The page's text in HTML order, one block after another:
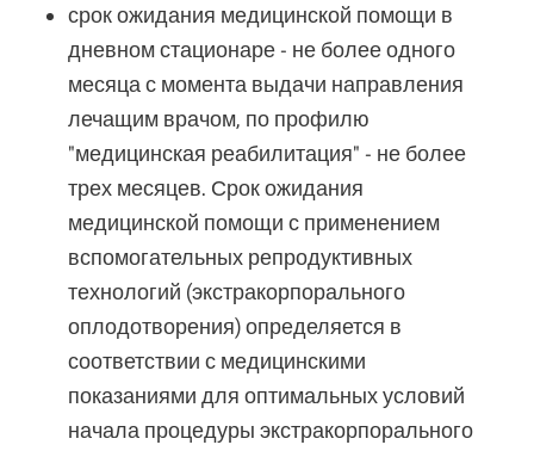
срок ожидания медицинской помощи в
дневном стационаре - не более одного
месяца с момента выдачи направления
лечащим врачом, по профилю
"медицинская реабилитация" - не более
трех месяцев. Срок ожидания
медицинской помощи с применением
вспомогательных репродуктивных
технологий (экстракорпорального
оплодотворения) определяется в
соответствии с медицинскими
показаниями для оптимальных условий
начала процедуры экстракорпорального